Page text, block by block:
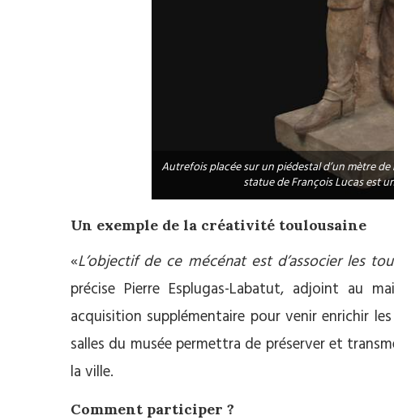
Autrefois placée sur un piédestal d’un mètre
statue de François Lucas est
Un exemple de la créativité toulousaine
«L’objectif de ce mécénat est d’associer les
précise Pierre Esplugas-Labatut, adjoint au
acquisition supplémentaire pour venir enrichir
salles du musée permettra de préserver et
la ville.
Comment participer ?